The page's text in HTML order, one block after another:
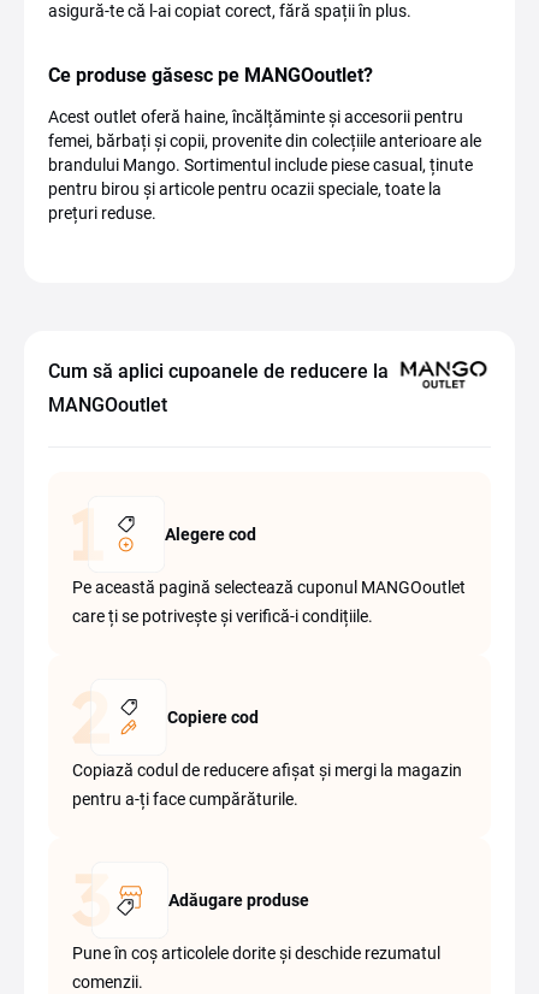
asigură-te că l-ai copiat corect, fără spații în plus.
Ce produse găsesc pe MANGOoutlet?
Acest outlet oferă haine, încălțăminte și accesorii pentru
femei, bărbați și copii, provenite din colecțiile anterioare ale
brandului Mango. Sortimentul include piese casual, ținute
pentru birou și articole pentru ocazii speciale, toate la
prețuri reduse.
Cum să aplici cupoanele de reducere la
MANGOoutlet
Alegere cod
Pe această pagină selectează cuponul MANGOoutlet
care ți se potrivește și verifică-i condițiile.
Copiere cod
Copiază codul de reducere afișat și mergi la magazin
pentru a-ți face cumpărăturile.
Adăugare produse
Pune în coș articolele dorite și deschide rezumatul
comenzii.